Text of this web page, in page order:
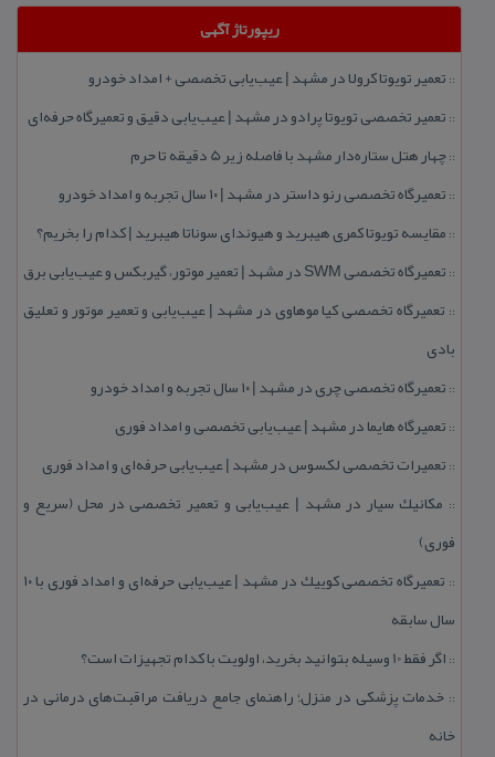
ریپورتاژ آگهی
:: تعمیر تویوتا كرولا در مشهد | عیب‌یابی تخصصی + امداد خودرو
:: تعمیر تخصصی تویوتا پرادو در مشهد | عیب‌یابی دقیق و تعمیرگاه حرفه‌ای
::چهار هتل‌ ستاره‌دار مشهد با فاصله زیر 5 دقیقه تا حرم
:: تعمیرگاه تخصصی رنو داستر در مشهد | ۱۰ سال تجربه و امداد خودرو
:: مقایسه تویوتا كمری هیبرید و هیوندای سوناتا هیبرید | كدام را بخریم؟
:: تعمیرگاه تخصصی SWM در مشهد | تعمیر موتور، گیربكس و عیب‌یابی برق
:: تعمیرگاه تخصصی كیا موهاوی در مشهد | عیب‌یابی و تعمیر موتور و تعلیق
بادی
:: تعمیرگاه تخصصی چری در مشهد | ۱۰ سال تجربه و امداد خودرو
:: تعمیرگاه هایما در مشهد | عیب‌یابی تخصصی و امداد فوری
:: تعمیرات تخصصی لكسوس در مشهد | عیب‌یابی حرفه‌ای و امداد فوری
:: مكانیك سیار در مشهد | عیب‌یابی و تعمیر تخصصی در محل (سریع و
فوری)
::
تعمیرگاه تخصصی كوییك در مشهد | عیب‌یابی حرفه‌ای و امداد فوری با ۱۰
سال سابقه
:: اگر فقط 10 وسیله بتوانید بخرید، اولویت با كدام تجهیزات است؟
:: خدمات پزشكی در منزل؛ راهنمای جامع دریافت مراقبت‌های درمانی در
خانه